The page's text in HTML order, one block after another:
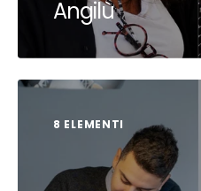
Angilù
8 ELEMENTI